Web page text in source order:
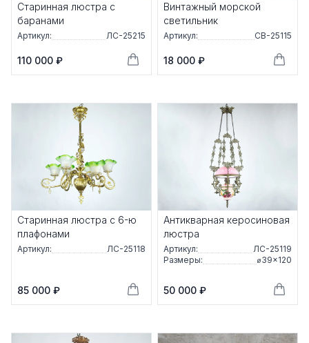
Старинная люстра с
баранами
Артикул: ЛС-25215
110 000 ₽
Винтажный морской
светильник
Артикул: СВ-25115
18 000 ₽
Старинная люстра с 6-ю
плафонами
Артикул: ЛС-25118
85 000 ₽
Антикварная керосиновая
люстра
Артикул:
ЛС-25119
Размеры:
⌀39×120
50 000 ₽